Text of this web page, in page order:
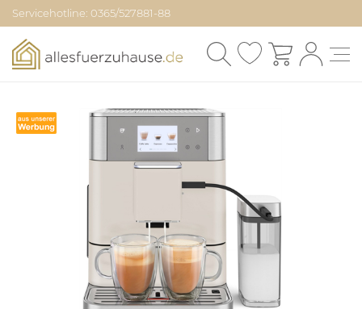
Servicehotline: 0365/527881-88